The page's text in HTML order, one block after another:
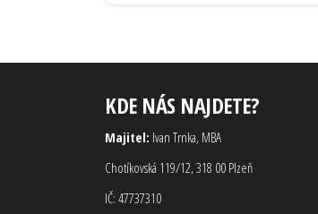
KDE NÁS NAJDETE?
Majitel: Ivan Trnka, MBA
Chotíkovská 119/12, 318 00 Plzeň
IČ: 47737310